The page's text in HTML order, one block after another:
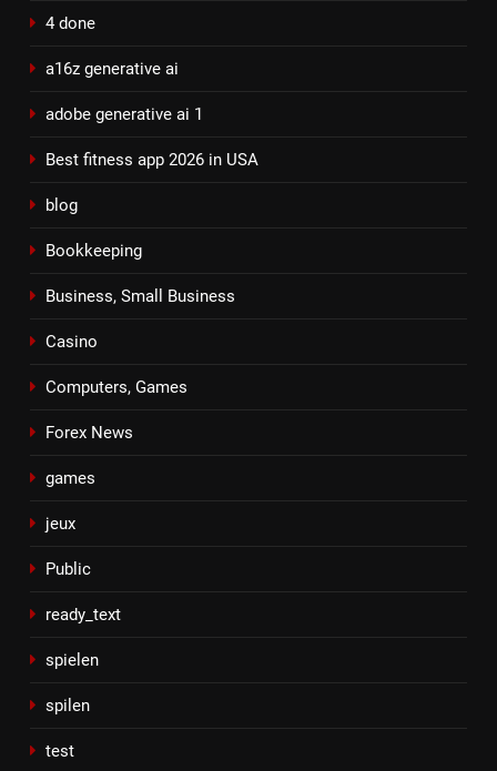
4 done
a16z generative ai
adobe generative ai 1
Best fitness app 2026 in USA
blog
Bookkeeping
Business, Small Business
Casino
Computers, Games
Forex News
games
jeux
Public
ready_text
spielen
spilen
test